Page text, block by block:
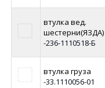
втулка вед.
шестерни(ЯЗДА)
-236-1110518-Б
втулка груза
-33.1110056-01